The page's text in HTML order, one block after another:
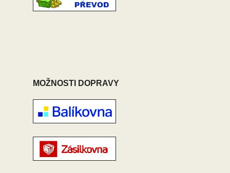
MOŽNOSTI DOPRAVY